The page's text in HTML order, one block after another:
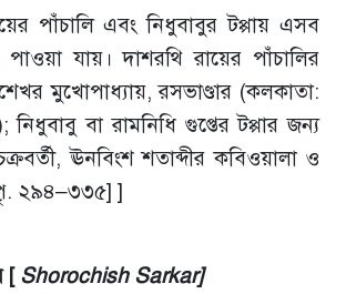
পাঁচালি এবং নিধুবাবুর টপ্পায় এসব
পাওয়া যায়। দাশরথি রায়ের পাঁচালির
মুখোপাধ্যায়, রসভাণ্ডার (কলকাতা:
বা রামনিধি গুপ্তের টপ্পার জন্য
চক্রবর্তী, ঊনবিংশ শতাব্দীর কবিওয়ালা ও
পৃ. ২৯৪–৩৩৫] ]
[ Shorochish Sarkar]